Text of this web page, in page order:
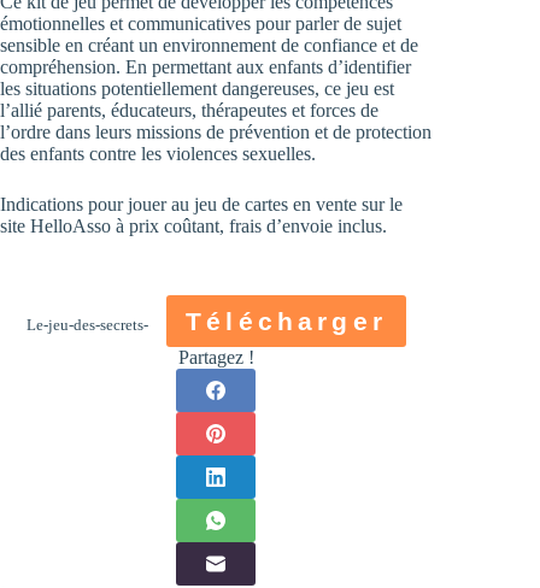
émotionnelles et communicatives pour parler de sujet
sensible en créant un environnement de confiance et de
compréhension. En permettant aux enfants d’identifier
les situations potentiellement dangereuses, ce jeu est
l’allié parents, éducateurs, thérapeutes et forces de
l’ordre dans leurs missions de prévention et de protection
des enfants contre les violences sexuelles.
Indications pour jouer au jeu de cartes en vente sur le
site HelloAsso à prix coûtant, frais d’envoie inclus.
Le-jeu-des-secrets- Télécharger
Partagez !